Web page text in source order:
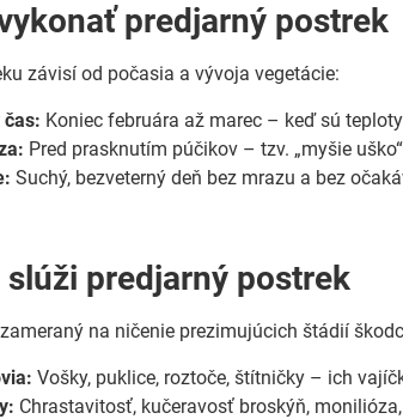
predjarný postrek
závisí od počasia a vývoja vegetácie:
čas: Koniec februára až marec – keď sú
Pred prasknutím púčikov – tzv. „myšie
Suchý, bezveterný deň bez mrazu a bez
slúži predjarný postrek
na ničenie prezimujúcich štádií
Vošky, puklice, roztoče, štítničky – ich
Chrastavitosť, kučeravosť broskýň,